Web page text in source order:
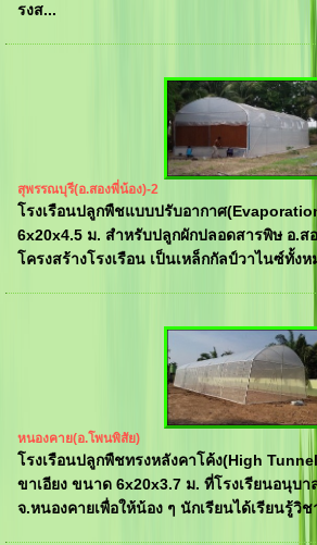
รงส...
สุพรรณบุรี(อ.สองพี่น้อง)-2
โรงเรือนปลูกพืชแบบปรับอากาศ
6x20x4.5 ม. สำหรับปลูกผักปลอดสารพิษ อ.ส
โครงสร้างโรงเรือน เป็นเหล็กกัลป์วาไนซ์ทั้งห
หนองคาย(อ.โพนพิสัย)
โรงเรือนปลูกพืชทรงหลังคาโค้ง(High
ขาเอียง ขนาด 6x20x3.7 ม. ที่โรงเรียนอนุบ
จ.หนองคายเพื่อให้น้อง ๆ นักเรียนได้เรียนรู้วิ